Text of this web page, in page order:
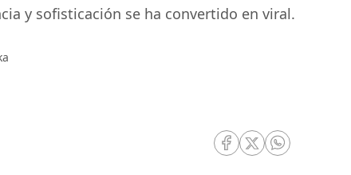
y sofisticación se ha convertido en viral.
RRSS Facebook
RRSS Twitter
RRSS